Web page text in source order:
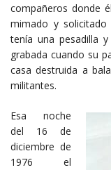
compañeros donde
mimado y
tenía una pesadilla
grabada cuando su
casa destruida a
militantes.
Esa noche
del 16 de
diciembre de
1976 el